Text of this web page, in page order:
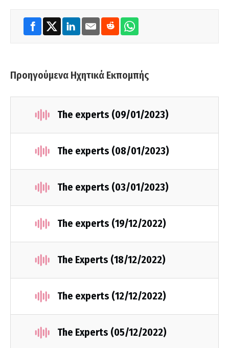
Προηγούμενα Ηχητικά Εκπομπής
The experts (09/01/2023)
The experts (08/01/2023)
The experts (03/01/2023)
The experts (19/12/2022)
The Experts (18/12/2022)
The experts (12/12/2022)
The Experts (05/12/2022)